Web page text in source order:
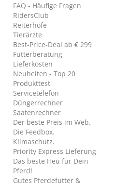
FAQ - Häufige Fragen
RidersClub
Reiterhöfe
Tierärzte
Best-Price-Deal ab € 299
Futterberatung
Lieferkosten
Neuheiten - Top 20
Produkttest
Servicetelefon
Düngerrechner
Saatenrechner
Der beste Preis im Web.
Die Feedbox.
Klimaschutz.
Priority Express Lieferung
Das beste Heu für Dein
Pferd!
Gutes Pferdefutter &